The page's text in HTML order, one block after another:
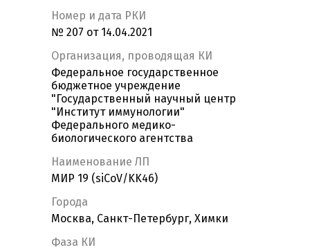
Номер и дата РКИ
№ 207 от 14.04.2021
Организация, проводящая КИ
Федеральное государственное
бюджетное учреждение
"Государственный научный центр
"Институт иммунологии"
Федерального медико-
биологического агентства
Наименование ЛП
МИР 19 (siCoV/KK46)
Города
Москва, Санкт-Петербург, Химки
Фаза КИ